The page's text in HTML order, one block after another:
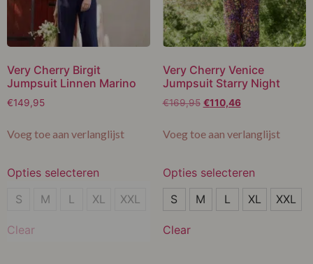
Very Cherry Birgit
Jumpsuit Linnen Marino
€149,95
Voeg toe aan verlanglijst
Opties selecteren
S
XL
S M L XL XXL
Clear
Very Cherry Venice
Jumpsuit Starry Night
€169,95 €110,46
Voeg toe aan verlanglijst
Opties selecteren
XXL
S M L XL XXL
Clear